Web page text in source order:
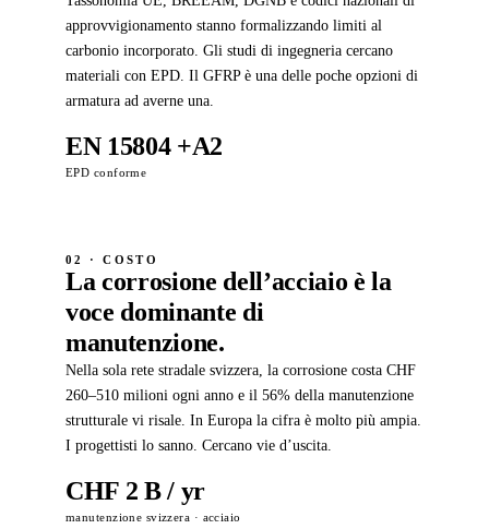
approvvigionamento stanno formalizzando limiti al
carbonio incorporato. Gli studi di ingegneria cercano
materiali con EPD. Il GFRP è una delle poche opzioni di
armatura ad averne una.
EN 15804 +A2
EPD conforme
02 · COSTO
La corrosione dell’acciaio è la
voce dominante di
manutenzione.
Nella sola rete stradale svizzera, la corrosione costa CHF
260–510 milioni ogni anno e il 56% della manutenzione
strutturale vi risale. In Europa la cifra è molto più ampia.
I progettisti lo sanno. Cercano vie d’uscita.
CHF 2 B / yr
manutenzione svizzera · acciaio